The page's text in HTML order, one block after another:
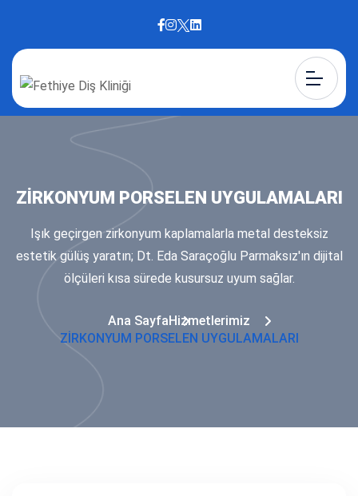
ZİRKONYUM PORSELEN UYGULAMALARI
Işık geçirgen zirkonyum kaplamalarla metal desteksiz
estetik gülüş yaratın; Dt. Eda Saraçoğlu Parmaksız'ın dijital
ölçüleri kısa sürede kusursuz uyum sağlar.
Ana SayfaHizmetlerimiz
ZİRKONYUM PORSELEN UYGULAMALARI